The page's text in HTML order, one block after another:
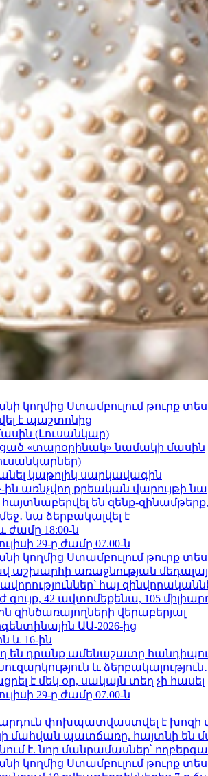
Ստամբուլում թուրք
է պաշտոնից
(Լուսանկար)
«տարօրինակ» նամակի մասին
կաթոլիկ սարկավագին
ին առնչվող քրեական վարույթի
են զենք-
նա ձերբակալվել է
ժամը 18:00-ն
29-ը ժամը 07.00-ն
Ստամբուլում թուրք
առաջնության
հայ
42 ավտոմեքենա, 105
զինծառայողների վերաբերյալ
ԱԱ-2026-ից
և 16-ին
են դրանք ամենաշատը
և
է մեկ օր, սակայն տեղ չի հասել
29-ը ժամը 07.00-ն
փոխպատվաստվել է խոզի
մահվան պատճառը. հայտնի են
է. նոր մանրամասներ՝
Ստամբուլում թուրք